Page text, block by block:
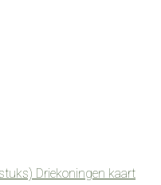
Driekoningen kaart